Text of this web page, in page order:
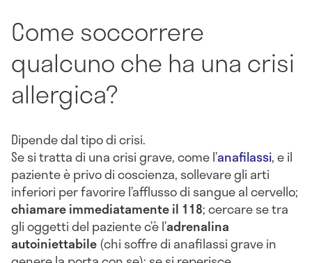
Come soccorrere
qualcuno che ha una crisi
allergica?
Dipende dal tipo di crisi.
Se si tratta di una crisi grave, come l’anafilassi, e il
paziente è privo di coscienza, sollevare gli arti
inferiori per favorire l’afflusso di sangue al cervello;
chiamare immediatamente il 118; cercare se tra
gli oggetti del paziente c’è l’adrenalina
autoiniettabile(chi soffre di anafilassi grave in